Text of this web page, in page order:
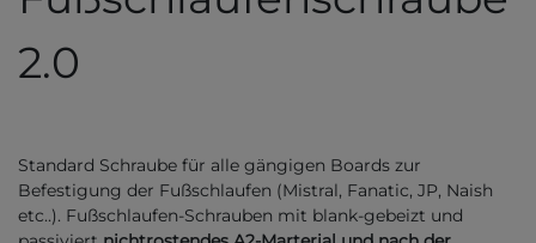
2.0
Standard Schraube für alle gängigen Boards zur
Befestigung der Fußschlaufen (Mistral, Fanatic, JP, Naish
etc..). Fußschlaufen-Schrauben mit blank-gebeizt und